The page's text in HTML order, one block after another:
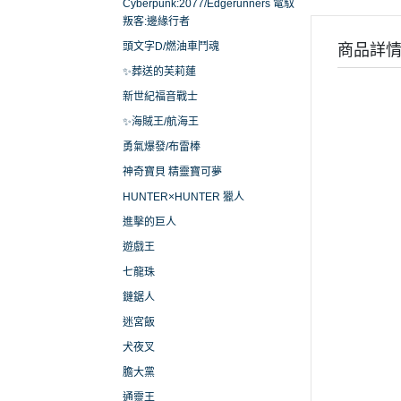
Cyberpunk:2077/Edgerunners 電馭
叛客:邊緣行者
頭文字D/燃油車鬥魂
✨葬送的芙莉蓮
新世紀福音戰士
✨海賊王/航海王
勇氣爆發/布雷棒
神奇寶貝 精靈寶可夢
HUNTER×HUNTER 獵人
進擊的巨人
遊戲王
七龍珠
鏈鋸人
迷宮飯
犬夜叉
膽大黨
通靈王
商品詳情